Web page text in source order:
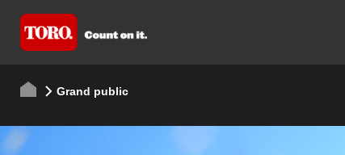
Grand public